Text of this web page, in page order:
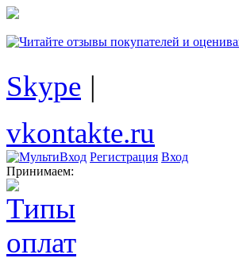
Skype |
vkontakte.ru
Регистрация Вход
Принимаем: